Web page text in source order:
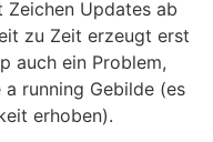
Updates ab
zu Zeit erzeugt erst
auch ein Problem,
running Gebilde (es
erhoben).